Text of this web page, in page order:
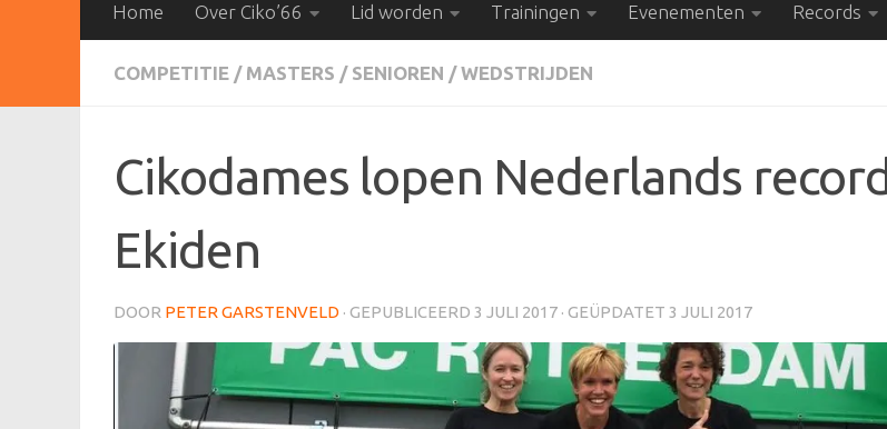
Home Over Ciko’66 Lid worden Trainingen Evenementen Records
COMPETITIE / MASTERS / SENIOREN / WEDSTRIJDEN
Cikodames lopen Nederlands record
Ekiden
DOOR PETER GARSTENVELD · GEPUBLICEERD 3 JULI 2017 · GEÜPDATET 3 JULI 2017